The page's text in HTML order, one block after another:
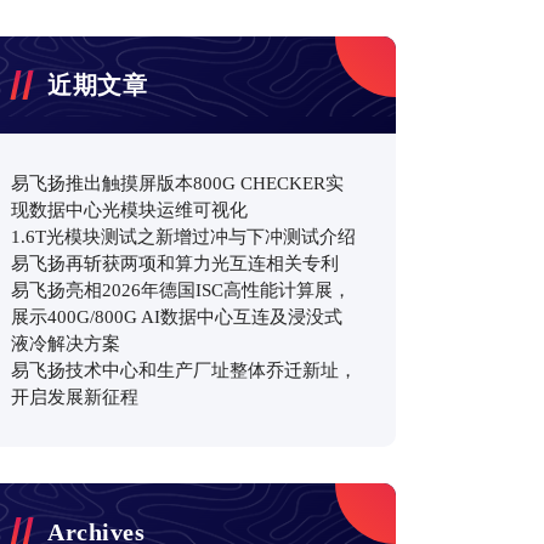
近期文章
易飞扬推出触摸屏版本800G CHECKER实
现数据中心光模块运维可视化
1.6T光模块测试之新增过冲与下冲测试介绍
易飞扬再斩获两项和算力光互连相关专利
易飞扬亮相2026年德国ISC高性能计算展，
展示400G/800G AI数据中心互连及浸没式
液冷解决方案
易飞扬技术中心和生产厂址整体乔迁新址，
开启发展新征程
Archives